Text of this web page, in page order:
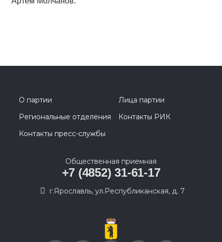
О партии
Лица партии
Региональные отделения
Контакты РИК
Контакты пресс-службы
Общественная приемная
+7 (4852) 31-61-17
г.Ярославль, ул.Республиканская, д. 7